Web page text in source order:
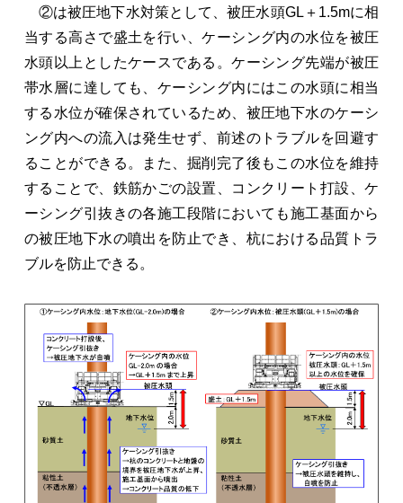
②は被圧地下水対策として、被圧水頭GL＋1.5mに相
当する高さで盛土を行い、ケーシング内の水位を被圧
水頭以上としたケースである。ケーシング先端が被圧
帯水層に達しても、ケーシング内にはこの水頭に相当
する水位が確保されているため、被圧地下水のケーシ
ング内への流入は発生せず、前述のトラブルを回避す
ることができる。また、掘削完了後もこの水位を維持
することで、鉄筋かごの設置、コンクリート打設、ケ
ーシング引抜きの各施工段階においても施工基面から
の被圧地下水の噴出を防止でき、杭における品質トラ
ブルを防止できる。